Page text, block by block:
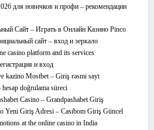
для новичков и профи – рекомендации
Сайт – Играть в Онлайн Казино Pinco
сайт – вход и зеркало
casino platform and its services
и вход
kazino Mostbet – Giriş rəsmi sayt
doğrulama süreci
Casino – Grandpashabet Giriş
Yeni Giriş Adresi – Casibom Giriş Güncel
at the online casino in India